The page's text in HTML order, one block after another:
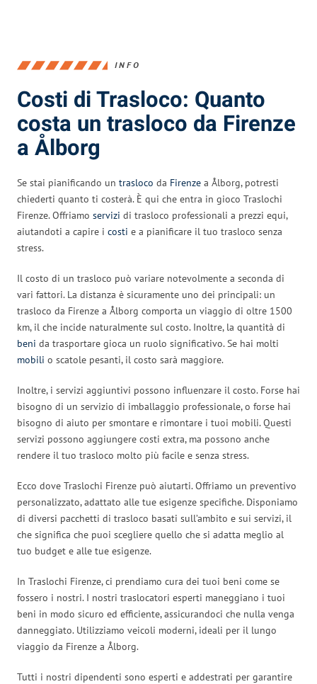
INFO
Costi di Trasloco: Quanto
costa un trasloco da Firenze
a Ålborg
Se stai pianificando un trasloco da Firenze a Ålborg, potresti
chiederti quanto ti costerà. È qui che entra in gioco Traslochi
Firenze. Offriamo servizi di trasloco professionali a prezzi equi,
aiutandoti a capire i costi e a pianificare il tuo trasloco senza
stress.
Il costo di un trasloco può variare notevolmente a seconda di
vari fattori. La distanza è sicuramente uno dei principali: un
trasloco da Firenze a Ålborg comporta un viaggio di oltre 1500
km, il che incide naturalmente sul costo. Inoltre, la quantità di
beni da trasportare gioca un ruolo significativo. Se hai molti
mobili o scatole pesanti, il costo sarà maggiore.
Inoltre, i servizi aggiuntivi possono influenzare il costo. Forse hai
bisogno di un servizio di imballaggio professionale, o forse hai
bisogno di aiuto per smontare e rimontare i tuoi mobili. Questi
servizi possono aggiungere costi extra, ma possono anche
rendere il tuo trasloco molto più facile e senza stress.
Ecco dove Traslochi Firenze può aiutarti. Offriamo un preventivo
personalizzato, adattato alle tue esigenze specifiche. Disponiamo
di diversi pacchetti di trasloco basati sull’ambito e sui servizi, il
che significa che puoi scegliere quello che si adatta meglio al
tuo budget e alle tue esigenze.
In Traslochi Firenze, ci prendiamo cura dei tuoi beni come se
fossero i nostri. I nostri traslocatori esperti maneggiano i tuoi
beni in modo sicuro ed efficiente, assicurandoci che nulla venga
danneggiato. Utilizziamo veicoli moderni, ideali per il lungo
viaggio da Firenze a Ålborg.
Tutti i nostri dipendenti sono esperti e addestrati per garantire